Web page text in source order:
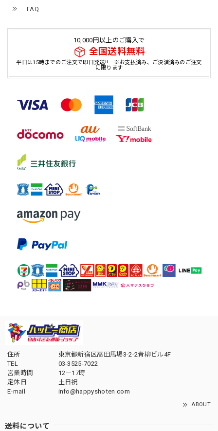
FAQ
10,000円以上のご購入で
全国送料無料
平日は15時までのご注文で即日発送!! ※お支払済み、ご決済済みのご注文
に限ります
住所
東京都新宿区高田馬場3-2-2青柳ビル4F
TEL
03-3525-7022
営業時間
12－17時
定休日
土日祝
E-mail
info@happyshoten.com
ABOUT
送料について